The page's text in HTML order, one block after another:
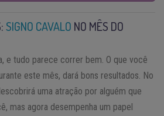
SIGNO CAVALO NO MÊS DO
e tudo parece correr bem. O que você
este mês, dará bons resultados. No
uma atração por alguém que
mas agora desempenha um papel